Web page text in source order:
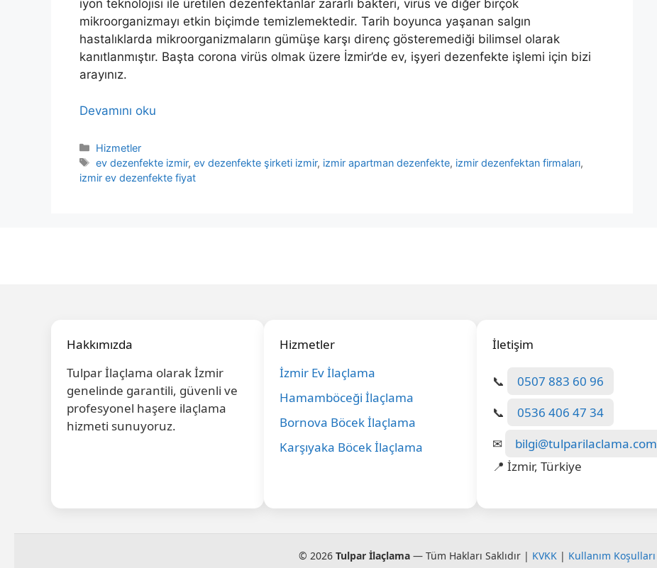
iyon teknolojisi ile üretilen dezenfektanlar zararlı bakteri, virüs ve diğer birçok
mikroorganizmayı etkin biçimde temizlemektedir. Tarih boyunca yaşanan salgın
hastalıklarda mikroorganizmaların gümüşe karşı direnç gösteremediği bilimsel olarak
kanıtlanmıştır. Başta corona virüs olmak üzere İzmir’de ev, işyeri dezenfekte işlemi için bizi
arayınız.
Devamını oku
Kategoriler
Hizmetler
Etiketler
ev dezenfekte izmir,ev dezenfekte şirketi izmir, izmir apartman dezenfekte, izmir dezenfektan firmaları,
izmir ev dezenfekte fiyat
Hakkımızda
Tulpar İlaçlama olarak İzmir
genelinde garantili, güvenli ve
profesyonel haşere ilaçlama
hizmeti sunuyoruz.
Hizmetler
İzmir Ev İlaçlama
Hamamböceği İlaçlama
Bornova Böcek İlaçlama
Karşıyaka Böcek İlaçlama
İletişim
📞
0507 883 60 96
📞
0536 406 47 34
✉
bilgi@tulparilaclama.com
📍 İzmir, Türkiye
© 2026 Tulpar İlaçlama— Tüm Hakları Saklıdır | KVKK| Kullanım Koşulları